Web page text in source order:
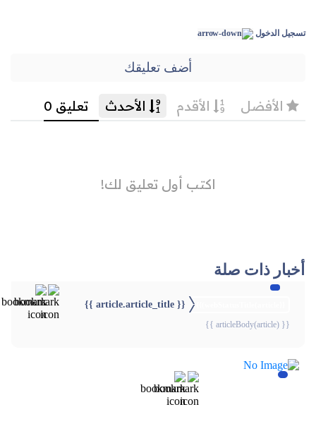
تسجيل الدخول
أضف تعليقك
أخبار ذات صلة
{{ article.article_title }}
{{ articleBody(article) }}